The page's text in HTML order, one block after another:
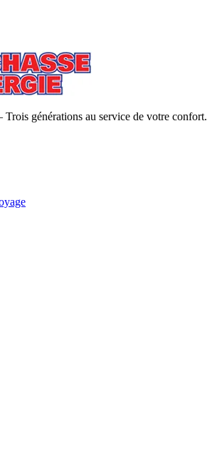
Trois générations au service de votre confort.